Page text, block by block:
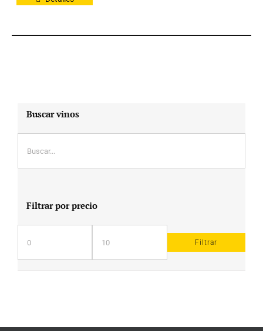
Buscar vinos
Filtrar por precio
Precio
mínimo
Precio
máximo
Filtrar